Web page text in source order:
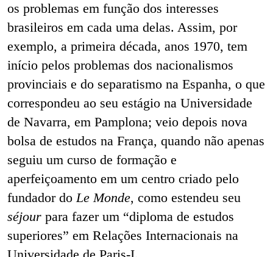
os problemas em função dos interesses
brasileiros em cada uma delas. Assim, por
exemplo, a primeira década, anos 1970, tem
início pelos problemas dos nacionalismos
provinciais e do separatismo na Espanha, o que
correspondeu ao seu estágio na Universidade
de Navarra, em Pamplona; veio depois nova
bolsa de estudos na França, quando não apenas
seguiu um curso de formação e
aperfeiçoamento em um centro criado pelo
fundador doLe Monde, como estendeu seu
séjour para fazer um “diploma de estudos
superiores” em Relações Internacionais na